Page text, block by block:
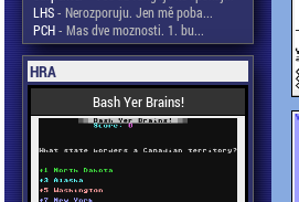
LHS- Nerozporuju. Jen mě poba...
PCH- Mas dve moznosti. 1. bu...
HRA
Bash Yer Brains!